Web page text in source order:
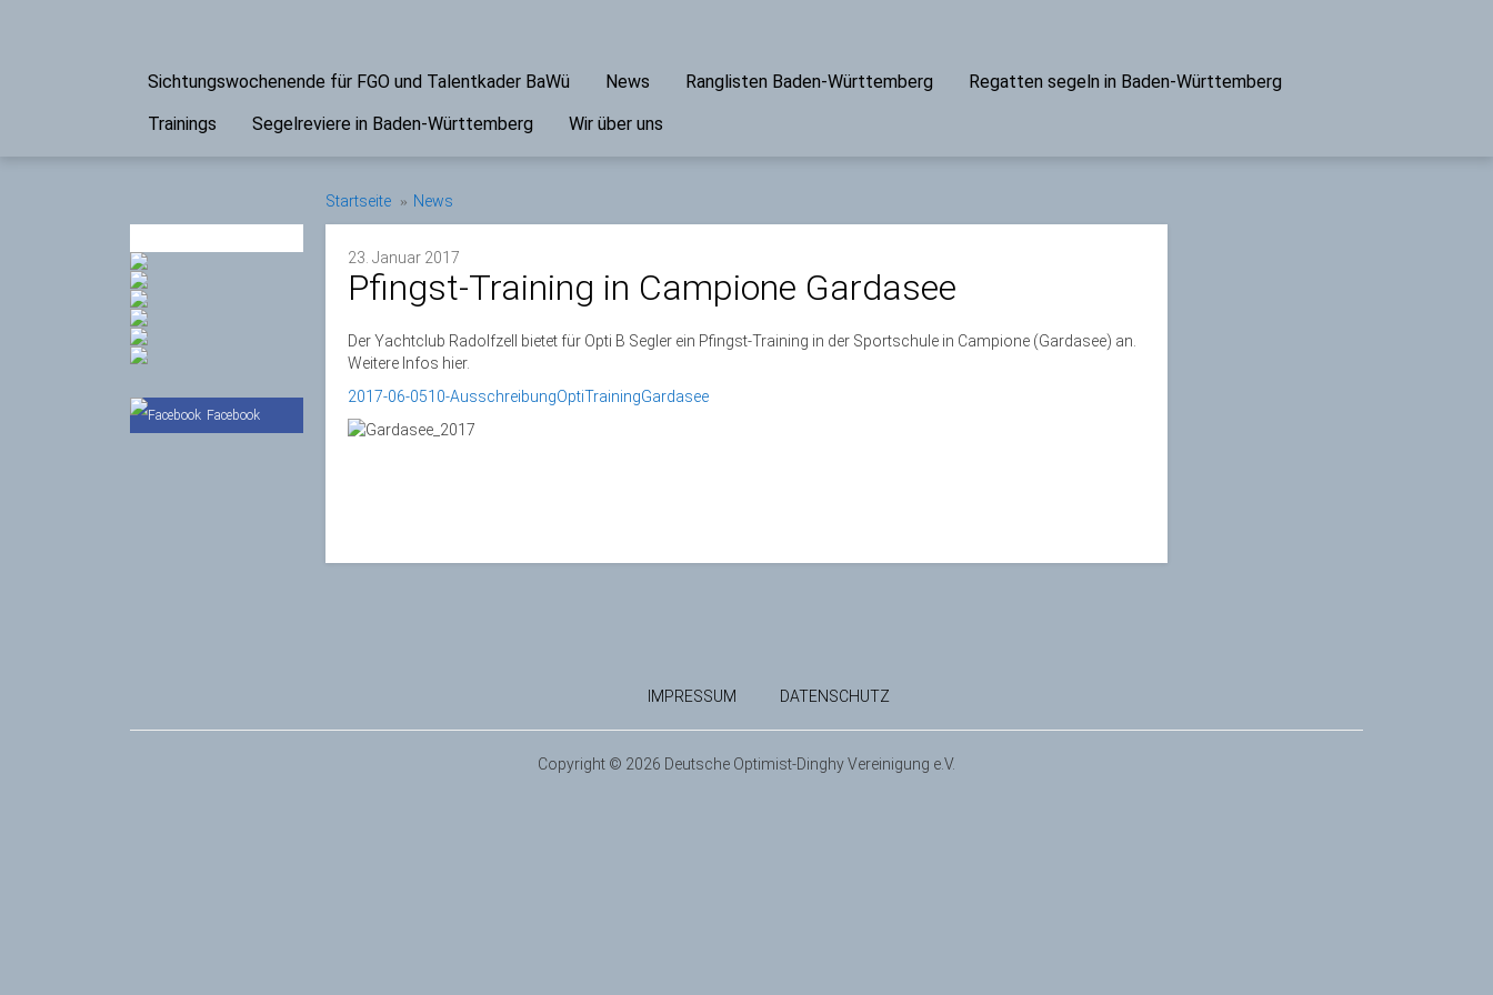
Sichtungswochenende für FGO und Talentkader BaWü News Ranglisten Baden-Württemberg
Regatten segeln in Baden-Württemberg
Trainings
Segelreviere in Baden-Württemberg Wir über uns
Facebook
Startseite News
23. Januar 2017
Pfingst-Training in Campione Gardasee
Der Yachtclub Radolfzell bietet für Opti B Segler ein Pfingst-Training in der Sportschule in Campione (Gardasee) an.
Weitere Infos hier.
2017-06-0510-AusschreibungOptiTrainingGardasee
IMPRESSUM DATENSCHUTZ
Copyright © 2026 Deutsche Optimist-Dinghy Vereinigung e.V.